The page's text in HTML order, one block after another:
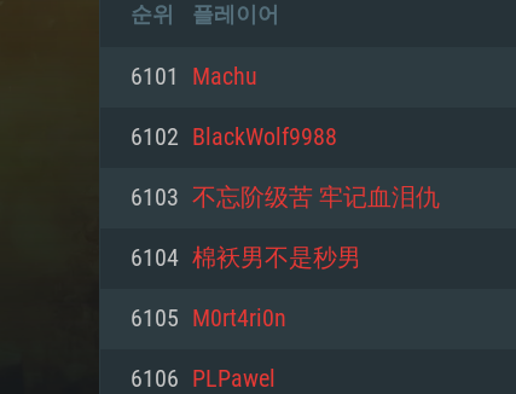
순위 플레이어
6101 Machu
6102 BlackWolf9988
6103 不忘阶级苦 牢记血泪仇
6104 棉袄男不是秒男
6105 M0rt4ri0n
6106 PLPawel